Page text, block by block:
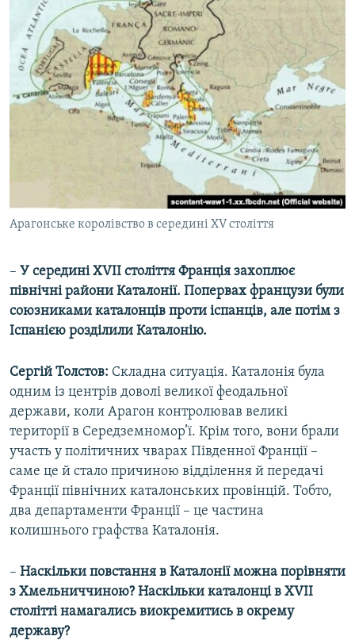
Арагонське королівство в середині XV століття
– У середині XVII століття Франція захоплює
північні райони Каталонії. Попервах французи були
союзниками каталонців проти іспанців, але потім з
Іспанією розділили Каталонію.
Сергій Толстов: Складна ситуація. Каталонія була
одним із центрів доволі великої феодальної
держави, коли Арагон контролював великі
території в Середземномор’ї. Крім того, вони брали
участь у політичних чварах Південної Франції –
саме це й стало причиною відділення й передачі
Франції північних каталонських провінцій. Тобто,
два департаменти Франції – це частина
колишнього графства Каталонія.
– Наскільки повстання в Каталонії можна порівняти
з Хмельниччиною? Наскільки каталонці в XVII
столітті намагались виокремитись в окрему
державу?